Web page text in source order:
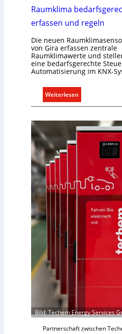
e
U
t
e
r
g
n
e
Raumklima
erfassen und regeln
Die neuen
von Gira erfassen zentrale
Raumklimawerte und
eine bedarfsgerechte
Automatisierung im KNX-
Weiterlesen
R
u
m
a
b
s
c
h
t
Bild: Techem Energy Services
Partnerschaft zwischen